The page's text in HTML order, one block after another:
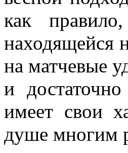
как
находящейся
на матчевые
и
имеет свои
душе многим